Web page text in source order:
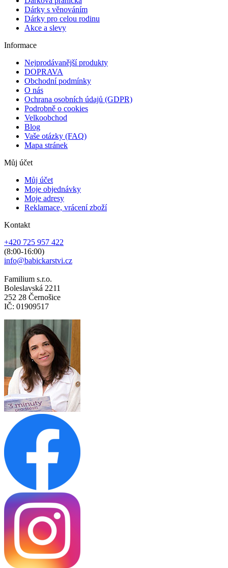
Dárky s věnováním
Dárky pro celou rodinu
Akce a slevy
Informace
Nejprodávanější produkty
DOPRAVA
Obchodní podmínky
O nás
Ochrana osobních údajů (GDPR)
Podrobně o cookies
Velkoobchod
Blog
Vaše otázky (FAQ)
Mapa stránek
Můj účet
Můj účet
Moje objednávky
Moje adresy
Reklamace, vrácení zboží
Kontakt
+420 725 957 422
(8:00-16:00)
info@babickarstvi.cz
Familium s.r.o.
Boleslavská 2211
252 28 Černošice
IČ: 01909517